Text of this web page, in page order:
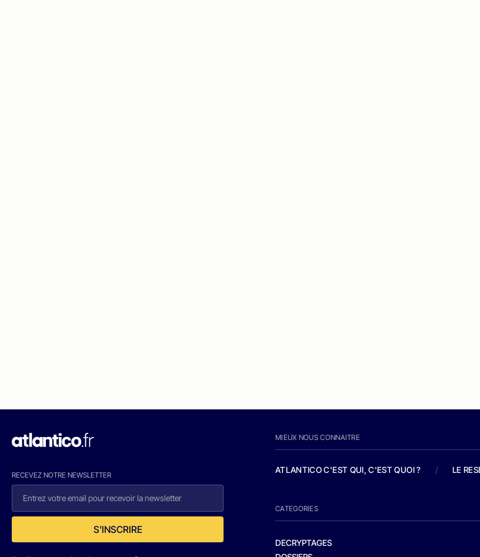
RECEVEZ NOTRE NEWSLETTER
S'INSCRIRE
MIEUX NOUS CONNAITRE
ATLANTICO C'EST QUI, C'EST QUOI ? / LE
CATEGORIES
DECRYPTAGES